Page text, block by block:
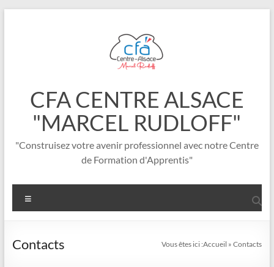
CFA CENTRE ALSACE
"MARCEL RUDLOFF"
"Construisez votre avenir professionnel avec notre Centre
de Formation d'Apprentis"
Contacts Vous êtes ici :Accueil »Contacts